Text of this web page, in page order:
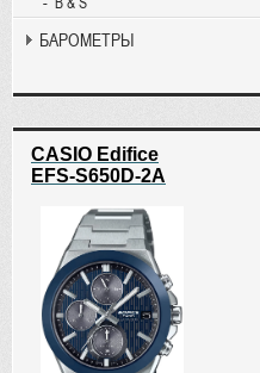
БАРОМЕТРЫ
CASIO Edifice
EFS-S650D-2A